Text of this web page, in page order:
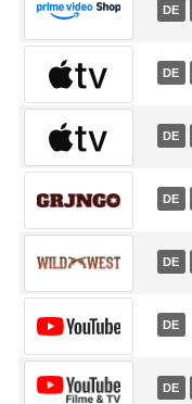
DE
DE
DE
DE
DE
DE
DE